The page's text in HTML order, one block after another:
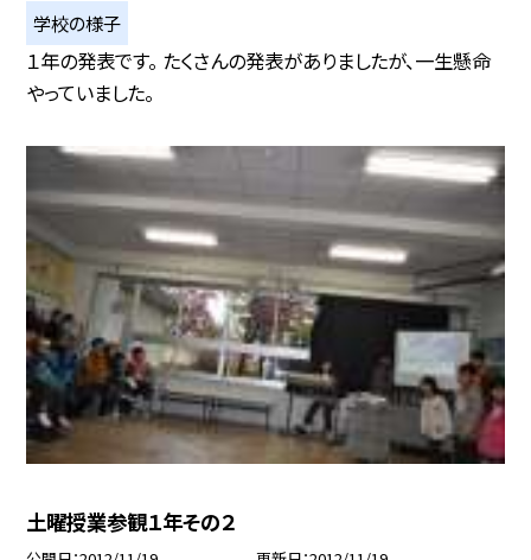
学校の様子
１年の発表です。 たくさんの発表がありましたが、一生懸命
やっていました。
土曜授業参観１年その２